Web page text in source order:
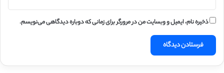
ذخیره نام، ایمیل و وبسایت من در مرورگر برای زمانی که دوباره دیدگاهی می‌نویسم.